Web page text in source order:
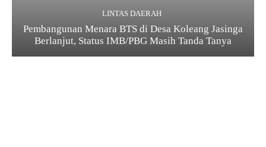
LINTAS DAERAH
Pembangunan Menara BTS di Desa Koleang Jasinga
Berlanjut, Status IMB/PBG Masih Tanda Tanya